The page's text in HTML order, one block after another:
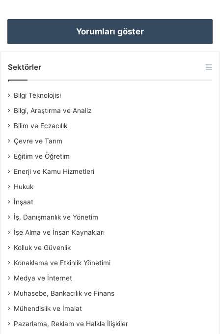
Yorumları göster
Sektörler
Bilgi Teknolojisi
Bilgi, Araştırma ve Analiz
Bilim ve Eczacılık
Çevre ve Tarım
Eğitim ve Öğretim
Enerji ve Kamu Hizmetleri
Hukuk
İnşaat
İş, Danışmanlık ve Yönetim
İşe Alma ve İnsan Kaynakları
Kolluk ve Güvenlik
Konaklama ve Etkinlik Yönetimi
Medya ve İnternet
Muhasebe, Bankacılık ve Finans
Mühendislik ve İmalat
Pazarlama, Reklam ve Halkla İlişkiler